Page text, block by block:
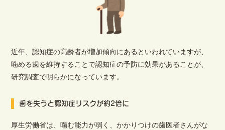
近年、認知症の高齢者が増加傾向にあるといわれていますが、
噛める歯を維持することで認知症の予防に効果があることが、
研究調査で明らかになっています。
歯を失うと認知症リスクが約2倍に
厚生労働省は、噛む能力が弱く、かかりつけの歯医者さんがな